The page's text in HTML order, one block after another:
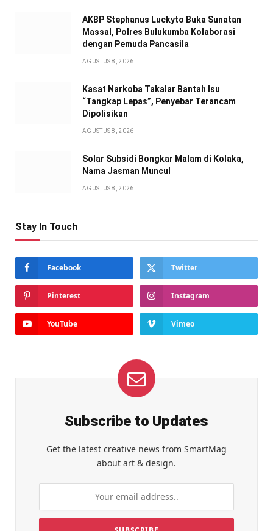
AKBP Stephanus Luckyto Buka Sunatan
Massal, Polres Bulukumba Kolaborasi
dengan Pemuda Pancasila
AGUSTUS 8, 2026
Kasat Narkoba Takalar Bantah Isu
“Tangkap Lepas”, Penyebar Terancam
Dipolisikan
AGUSTUS 8, 2026
Solar Subsidi Bongkar Malam di Kolaka,
Nama Jasman Muncul
AGUSTUS 8, 2026
Stay In Touch
Facebook Twitter
Pinterest Instagram
YouTube Vimeo
Subscribe to Updates
Get the latest creative news from SmartMag
about art & design.